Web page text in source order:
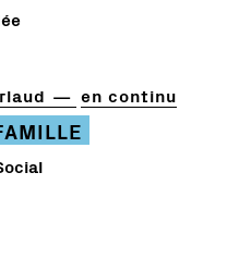
en continu